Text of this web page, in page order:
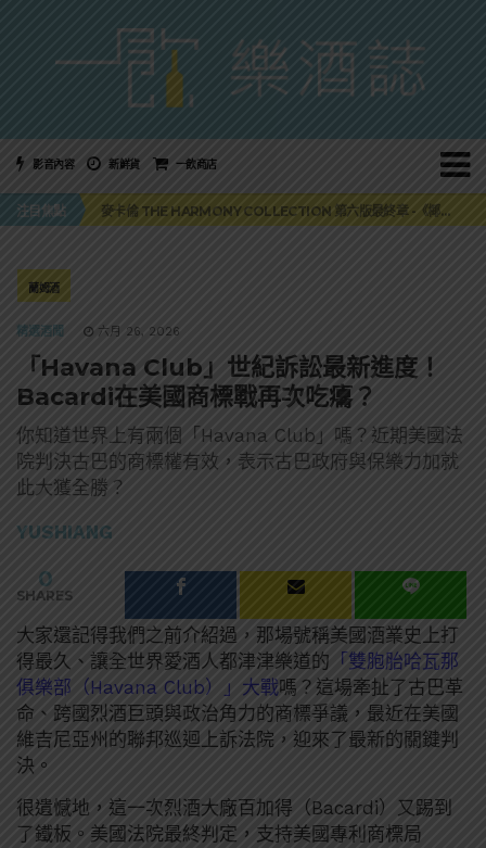
影音內容 新鮮貨 一飲商店
注目焦點
美國正式恢復蘇格蘭威士忌零關稅！烈酒產業再次迎來重磅利多
麥卡倫 THE HARMONY COLLECTION 第六版最終章 -《椰風煖韻》
角嗨尬炸物X爽快這一步，角瓶攜手頂呱呱 全新套餐限時登場
蘭姆酒
精選酒聞 六月 26, 2026
「Havana Club」世紀訴訟最新進度！
Bacardi在美國商標戰再次吃癟？
你知道世界上有兩個「Havana Club」嗎？近期美國法
院判決古巴的商標權有效，表示古巴政府與保樂力加就
此大獲全勝？
YUSHIANG
0
SHARES
大家還記得我們之前介紹過，那場號稱美國酒業史上打
得最久、讓全世界愛酒人都津津樂道的 「雙胞胎哈瓦那
俱樂部（Havana Club）」大戰嗎？這場牽扯了古巴革
命、跨國烈酒巨頭與政治角力的商標爭議，最近在美國
維吉尼亞州的聯邦巡迴上訴法院，迎來了最新的關鍵判
決。
很遺憾地，這一次烈酒大廠百加得（Bacardi）又踢到
了鐵板。美國法院最終判定，支持美國專利商標局